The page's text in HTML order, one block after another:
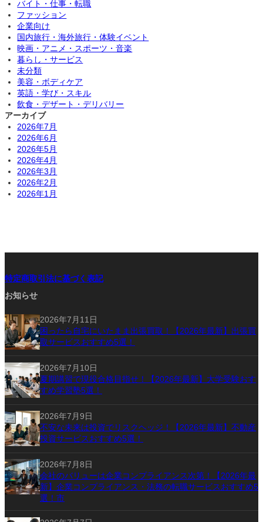
バイト・仕事・転職
ファッション
企業向け
国内旅行・海外旅行・体験イベント
映画・アニメ・スポーツ・音楽
暮らし・サービス
未分類
美容・ボディケア
英語・学び・スキル
飲食・デザート・デリバリー
アーカイブ
2026年7月
2026年6月
2026年5月
2026年4月
2026年3月
2026年2月
2026年1月
特定商取引法に基づく表記
お知らせ
2026年7月11日
困ったら自宅にいたまま出張買取！【2026年最新】出張買
取サービスおすすめ5選！
2026年7月10日
夏期講習で現役合格目指せ！【2026年最新】大学受験おす
すめ学習塾5選！
2026年7月9日
不安な未来は投資でリスクヘッジ！【2026年最新】不動産
投資サービスおすすめ5選！
2026年7月8日
会社のバリューは企業コンプライアンス次第！【2026年最
新】企業コンプライアンス・法務の転職サービスおすすめ5
選！市